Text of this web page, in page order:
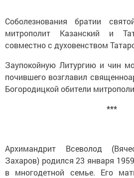
Соболезнования братии
митрополит Казанский и
совместно с духовенством
Заупокойную Литургию и чин
почившего возглавил
Богородицкой обители
***
Архимандрит Всеволод
Захаров) родился 23 января
в многодетной семье. Его